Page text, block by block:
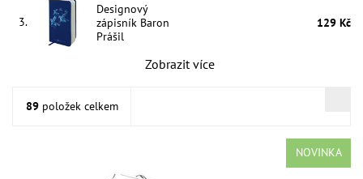
3.
Designový
zápisník Baron
Prášil
129 Kč
Zobrazit více
89 položek celkem
NOVINKA